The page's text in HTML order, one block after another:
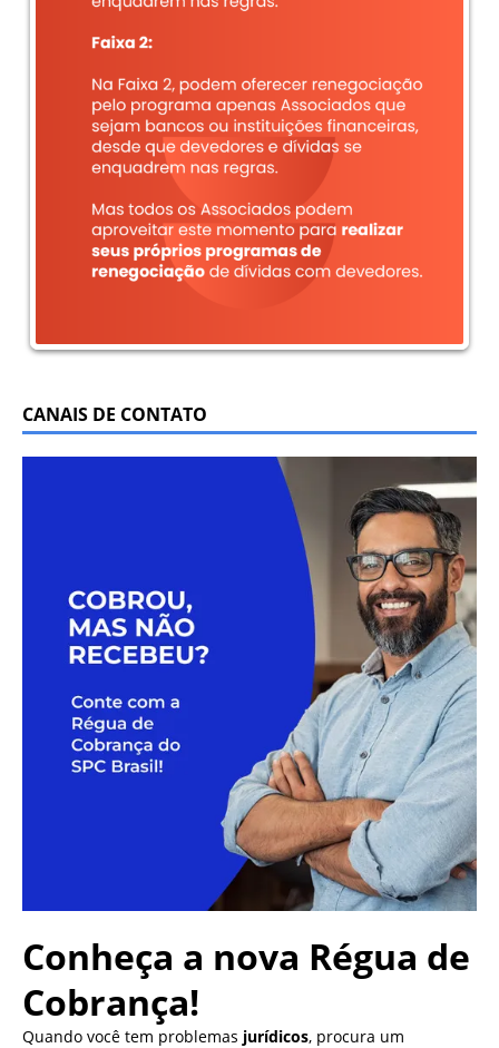
CANAIS DE CONTATO
Conheça a nova Régua de
Cobrança!
Quando você tem problemas jurídicos, procura um